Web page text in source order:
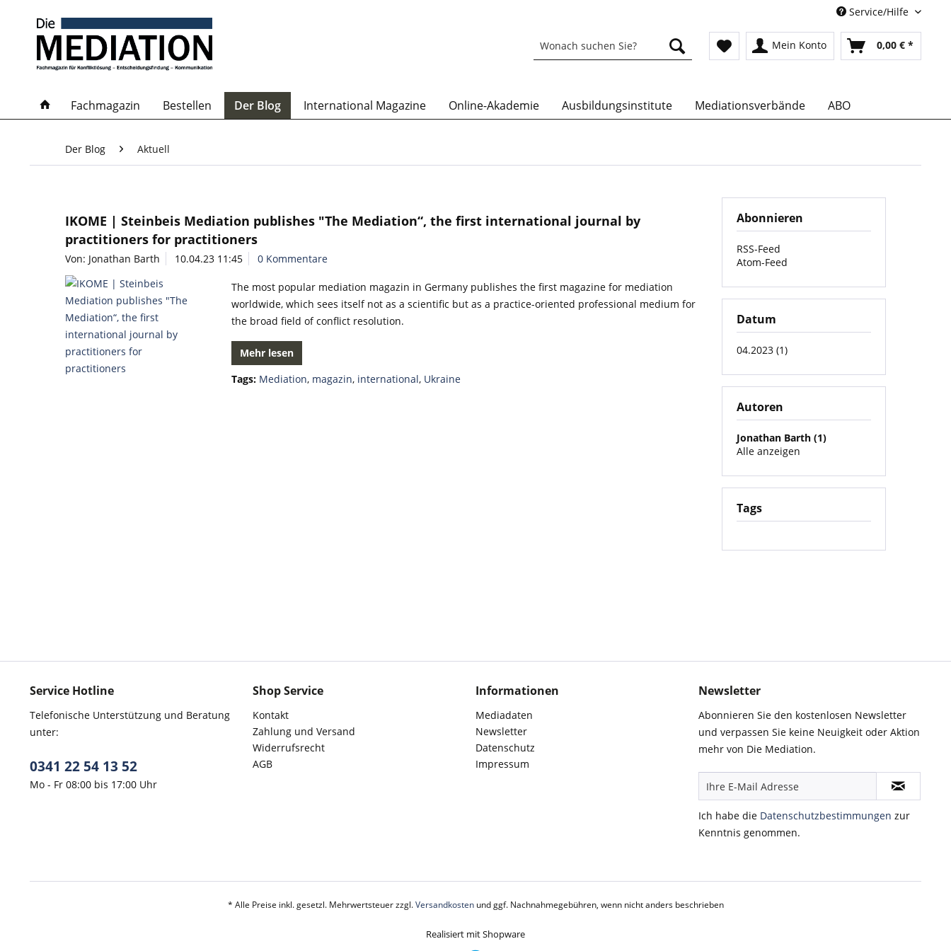
Service/Hilfe
Mein Konto 0,00 € *
Fachmagazin Bestellen Der Blog International Magazine Online-Akademie Ausbildungsinstitute Mediationsverbände ABO
Der Blog Aktuell
Abonnieren
RSS-Feed
Atom-Feed
Datum
04.2023 (1)
Autoren
Jonathan Barth (1)
Alle anzeigen
Tags
IKOME | Steinbeis Mediation publishes "The Mediation“, the first international journal by
practitioners for practitioners
Von: Jonathan Barth 10.04.23 11:45 0 Kommentare
The most popular mediation magazin in Germany publishes the first magazine for mediation
worldwide, which sees itself not as a scientific but as a practice-oriented professional medium for
the broad field of conflict resolution.
Mehr lesen
Tags: Mediation, magazin, international, Ukraine
Service Hotline
Telefonische Unterstützung und Beratung
unter:
0341 22 54 13 52
Mo - Fr 08:00 bis 17:00 Uhr
Shop Service
Kontakt
Zahlung und Versand
Widerrufsrecht
AGB
Informationen
Mediadaten
Newsletter
Datenschutz
Impressum
Newsletter
Abonnieren Sie den kostenlosen Newsletter
und verpassen Sie keine Neuigkeit oder Aktion
mehr von Die Mediation.
Ich habe die Datenschutzbestimmungen zur
Kenntnis genommen.
* Alle Preise inkl. gesetzl. Mehrwertsteuer zzgl.Versandkostenund ggf. Nachnahmegebühren, wenn nicht anders beschrieben
Realisiert mit Shopware